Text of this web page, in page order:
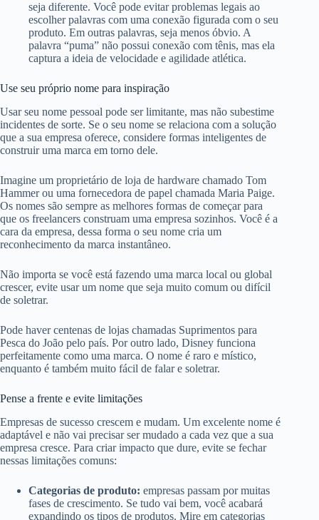
seja diferente. Você pode evitar problemas legais ao
escolher palavras com uma conexão figurada com o seu
produto. Em outras palavras, seja menos óbvio. A
palavra “puma” não possui conexão com tênis, mas ela
captura a ideia de velocidade e agilidade atlética.
Use seu próprio nome para inspiração
Usar seu nome pessoal pode ser limitante, mas não subestime
incidentes de sorte. Se o seu nome se relaciona com a solução
que a sua empresa oferece, considere formas inteligentes de
construir uma marca em torno dele.
Imagine um proprietário de loja de hardware chamado Tom
Hammer ou uma fornecedora de papel chamada Maria Paige.
Os nomes são sempre as melhores formas de começar para
que os freelancers construam uma empresa sozinhos. Você é a
cara da empresa, dessa forma o seu nome cria um
reconhecimento da marca instantâneo.
Não importa se você está fazendo uma marca local ou global
crescer, evite usar um nome que seja muito comum ou difícil
de soletrar.
Pode haver centenas de lojas chamadas Suprimentos para
Pesca do João pelo país. Por outro lado, Disney funciona
perfeitamente como uma marca. O nome é raro e místico,
enquanto é também muito fácil de falar e soletrar.
Pense a frente e evite limitações
Empresas de sucesso crescem e mudam. Um excelente nome é
adaptável e não vai precisar ser mudado a cada vez que a sua
empresa cresce. Para criar impacto que dure, evite se fechar
nessas limitações comuns:
Categorias de produto: empresas passam por muitas
fases de crescimento. Se tudo vai bem, você acabará
expandindo os tipos de produtos. Mire em categorias